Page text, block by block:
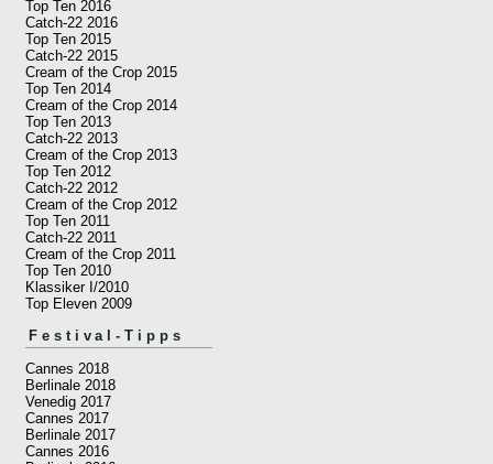
Top Ten 2016
Catch-22 2016
Top Ten 2015
Catch-22 2015
Cream of the Crop 2015
Top Ten 2014
Cream of the Crop 2014
Top Ten 2013
Catch-22 2013
Cream of the Crop 2013
Top Ten 2012
Catch-22 2012
Cream of the Crop 2012
Top Ten 2011
Catch-22 2011
Cream of the Crop 2011
Top Ten 2010
Klassiker I/2010
Top Eleven 2009
Festival-Tipps
Cannes 2018
Berlinale 2018
Venedig 2017
Cannes 2017
Berlinale 2017
Cannes 2016